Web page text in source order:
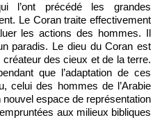
l’ont précédé les grandes
Le Coran traite effectivement
les actions des hommes. Il
paradis. Le dieu du Coran est
des cieux et de la terre.
que l’adaptation de ces
celui des hommes de l’Arabie
espace de représentation
aux milieux bibliques